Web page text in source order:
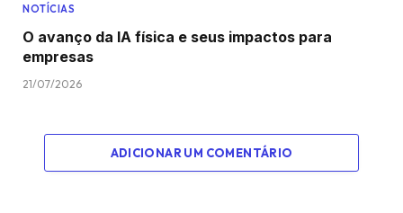
NOTÍCIAS
O avanço da IA física e seus impactos para
empresas
21/07/2026
ADICIONAR UM COMENTÁRIO